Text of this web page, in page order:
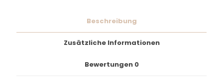
Beschreibung
Zusätzliche Informationen
Bewertungen 0